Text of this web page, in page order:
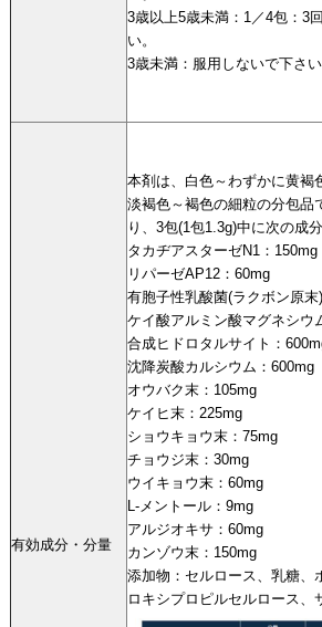
3歳以上5歳未満：1／4包：3
い。
3歳未満：服用しないで下さい
有効成分・分量
本剤は、白色～わずかに黄褐
淡褐色～褐色の細粒の分包品
り、3包(1包1.3g)中に次の成
タカヂアスターゼN1：150mg
リパーゼAP12：60mg
有胞子性乳酸菌(ラクボン原末
ケイ酸アルミン酸マグネシウ
合成ヒドロタルサイト：
沈降炭酸カルシウム：600mg
オウバク末：105mg
ケイヒ末：225mg
ショウキョウ末：75mg
チョウジ末：30mg
ウイキョウ末：60mg
L-メントール：9mg
アルジオキサ：60mg
カンゾウ末：150mg
添加物：セルロース、乳糖、
ロキシプロピルセルロース、